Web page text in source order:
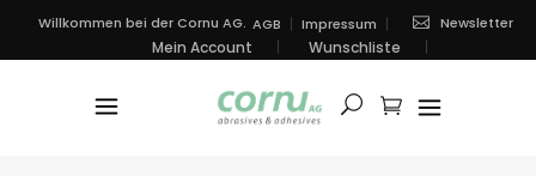
Willkommen bei der Cornu AG. AGB Impressum Newsletter
Mein Account Wunschliste